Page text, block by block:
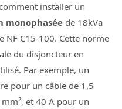
installer un
monophasée de 18kVa
NF C15-100. Cette norme
du disjoncteur en
Par exemple, un
pour un câble de 1,5
et 40 A pour un